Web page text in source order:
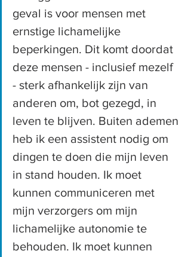
geval is voor mensen met
ernstige lichamelijke
beperkingen. Dit komt doordat
deze mensen - inclusief mezelf
- sterk afhankelijk zijn van
anderen om, bot gezegd, in
leven te blijven. Buiten ademen
heb ik een assistent nodig om
dingen te doen die mijn leven
in stand houden. Ik moet
kunnen communiceren met
mijn verzorgers om mijn
lichamelijke autonomie te
behouden. Ik moet kunnen